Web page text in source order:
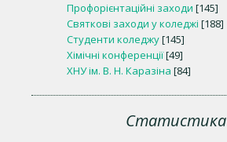
Профорієнтаційні заходи [145]
Святкові заходи у коледжі [188]
Студенти коледжу[145]
Хімічні конференції[49]
ХНУ ім. В. Н. Каразіна [84]
Статистика